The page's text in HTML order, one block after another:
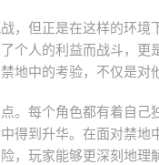
，但正是在这样的环
个人的利益而战斗，更
地中的考验，不仅是对
。每个角色都有着自
得到升华。在面对禁
，玩家能够更深刻地理